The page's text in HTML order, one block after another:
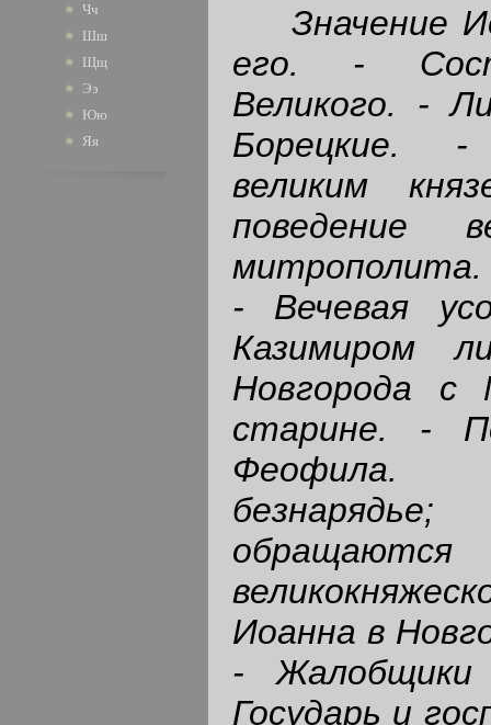
Чч
Шш
Щщ
Ээ
Юю
Яя
Значение
его. -
Великого. -
Борецкие.
великим
поведение
митрополита.
- Вечевая
Казимиром
Новгорода
старине. -
Феофила.
Иоанна в
-
Государь и